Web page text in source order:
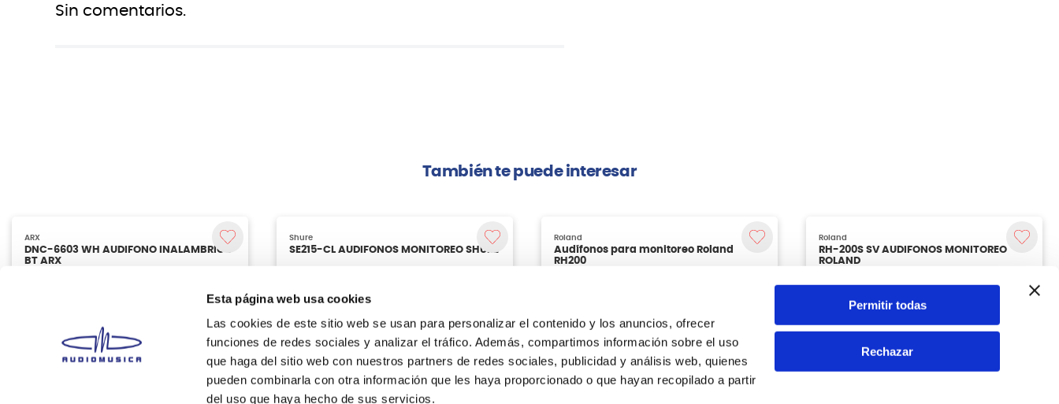
Esta página web usa cookies
Las cookies de este sitio web se usan para personalizar el contenido y los anuncios, ofrecer
funciones de redes sociales y analizar el tráfico. Además, compartimos información sobre el uso
que haga del sitio web con nuestros partners de redes sociales, publicidad y análisis web, quienes
pueden combinarla con otra información que les haya proporcionado o que hayan recopilado a partir
del uso que haya hecho de sus servicios.
Permitir todas
Rechazar
Sin comentarios.
También te puede interesar